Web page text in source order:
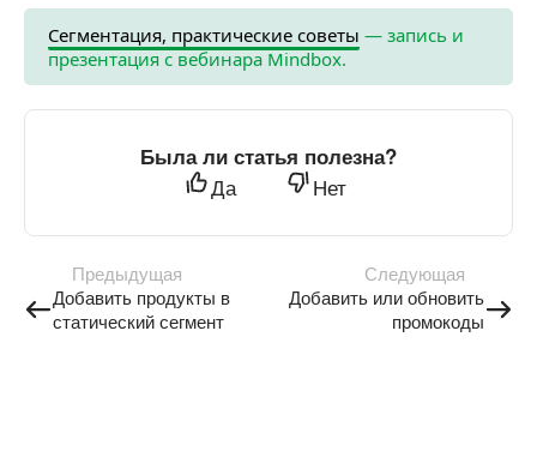
Сегментация, практические советы — запись и
презентация с вебинара Mindbox.
Была ли статья полезна?
Да Нет
Предыдущая
Добавить продукты в
статический сегмент
Следующая
Добавить или обновить
промокоды